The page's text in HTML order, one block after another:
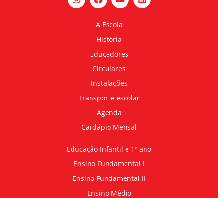
A Escola
História
Educadores
Circulares
Instalações
Transporte escolar
Agenda
Cardápio Mensal
Educação Infantil e 1º ano
Ensino Fundamental I
Ensino Fundamental II
Ensino Médio